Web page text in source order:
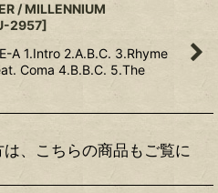
/ MILLENNIUM
2957]
A 1.Intro 2.A.B.C. 3.Rhyme
Coma 4.B.B.C. 5.The
、こちらの商品もご覧に